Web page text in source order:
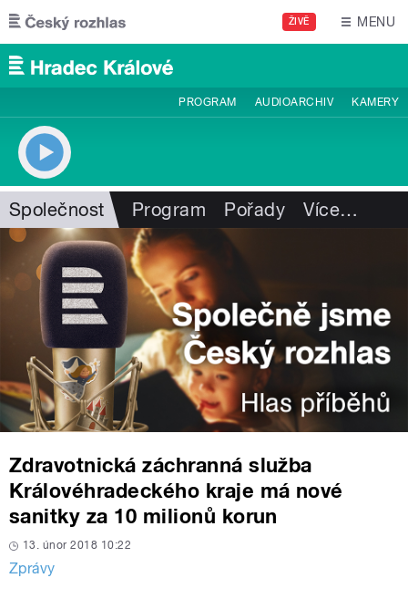
Přejít k hlavnímu obsahu
ŽIVĚ MENU
PROGRAM AUDIOARCHIV KAMERY
Společnost Program Pořady Více…
Zdravotnická záchranná služba
Královéhradeckého kraje má nové
sanitky za 10 milionů korun
13. únor 2018 10:22
Zprávy